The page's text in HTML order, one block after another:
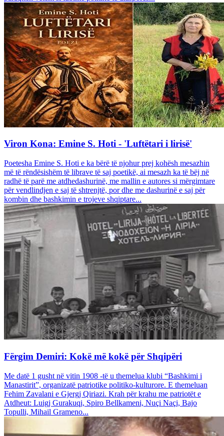
Viron Kona: Emine S. Hoti - 'Luftëtari i lirisë'
Poetesha Emine S. Hoti e ka bërë të njohur prej kohësh mesazhin
më të rëndësishëm të librave të saj poetikë, ai mesazh ka të bëj në
radhë të parë me atdhedashurinë, me mallin e autores si mërgimtare
për vendlindjen e saj të shtrenjtë, por dhe me dashurinë e saj për
kombin dhe bashkimin e trojeve shqiptare...
Fërgim Demiri: Kokë më kokë për Shqipëri
Me datë 1 gusht në vitin 1908 -të u themelua klubi “Bashkimi i
Manastirit”, organizatë patriotike politiko-kulturore. E themeluan
Fehim Zavalani e Gjergj Qiriazi. Krah për krahu me patriotët e
Atdheut: Luigj Gurakuqi, Spiro Bellkameni, Nuçi Naçi, Bajo
Topulli, Mihail Grameno...